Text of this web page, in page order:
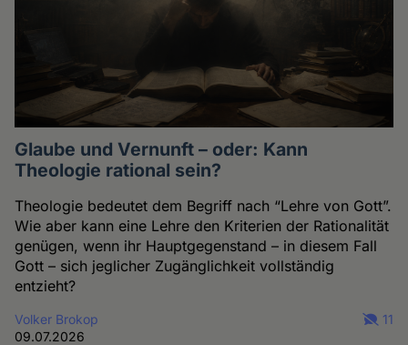
Glaube und Vernunft – oder: Kann
Theologie rational sein?
Theologie bedeutet dem Begriff nach “Lehre von Gott”.
Wie aber kann eine Lehre den Kriterien der Rationalität
genügen, wenn ihr Hauptgegenstand – in diesem Fall
Gott – sich jeglicher Zugänglichkeit vollständig
entzieht?
Volker Brokop
09.07.2026
11